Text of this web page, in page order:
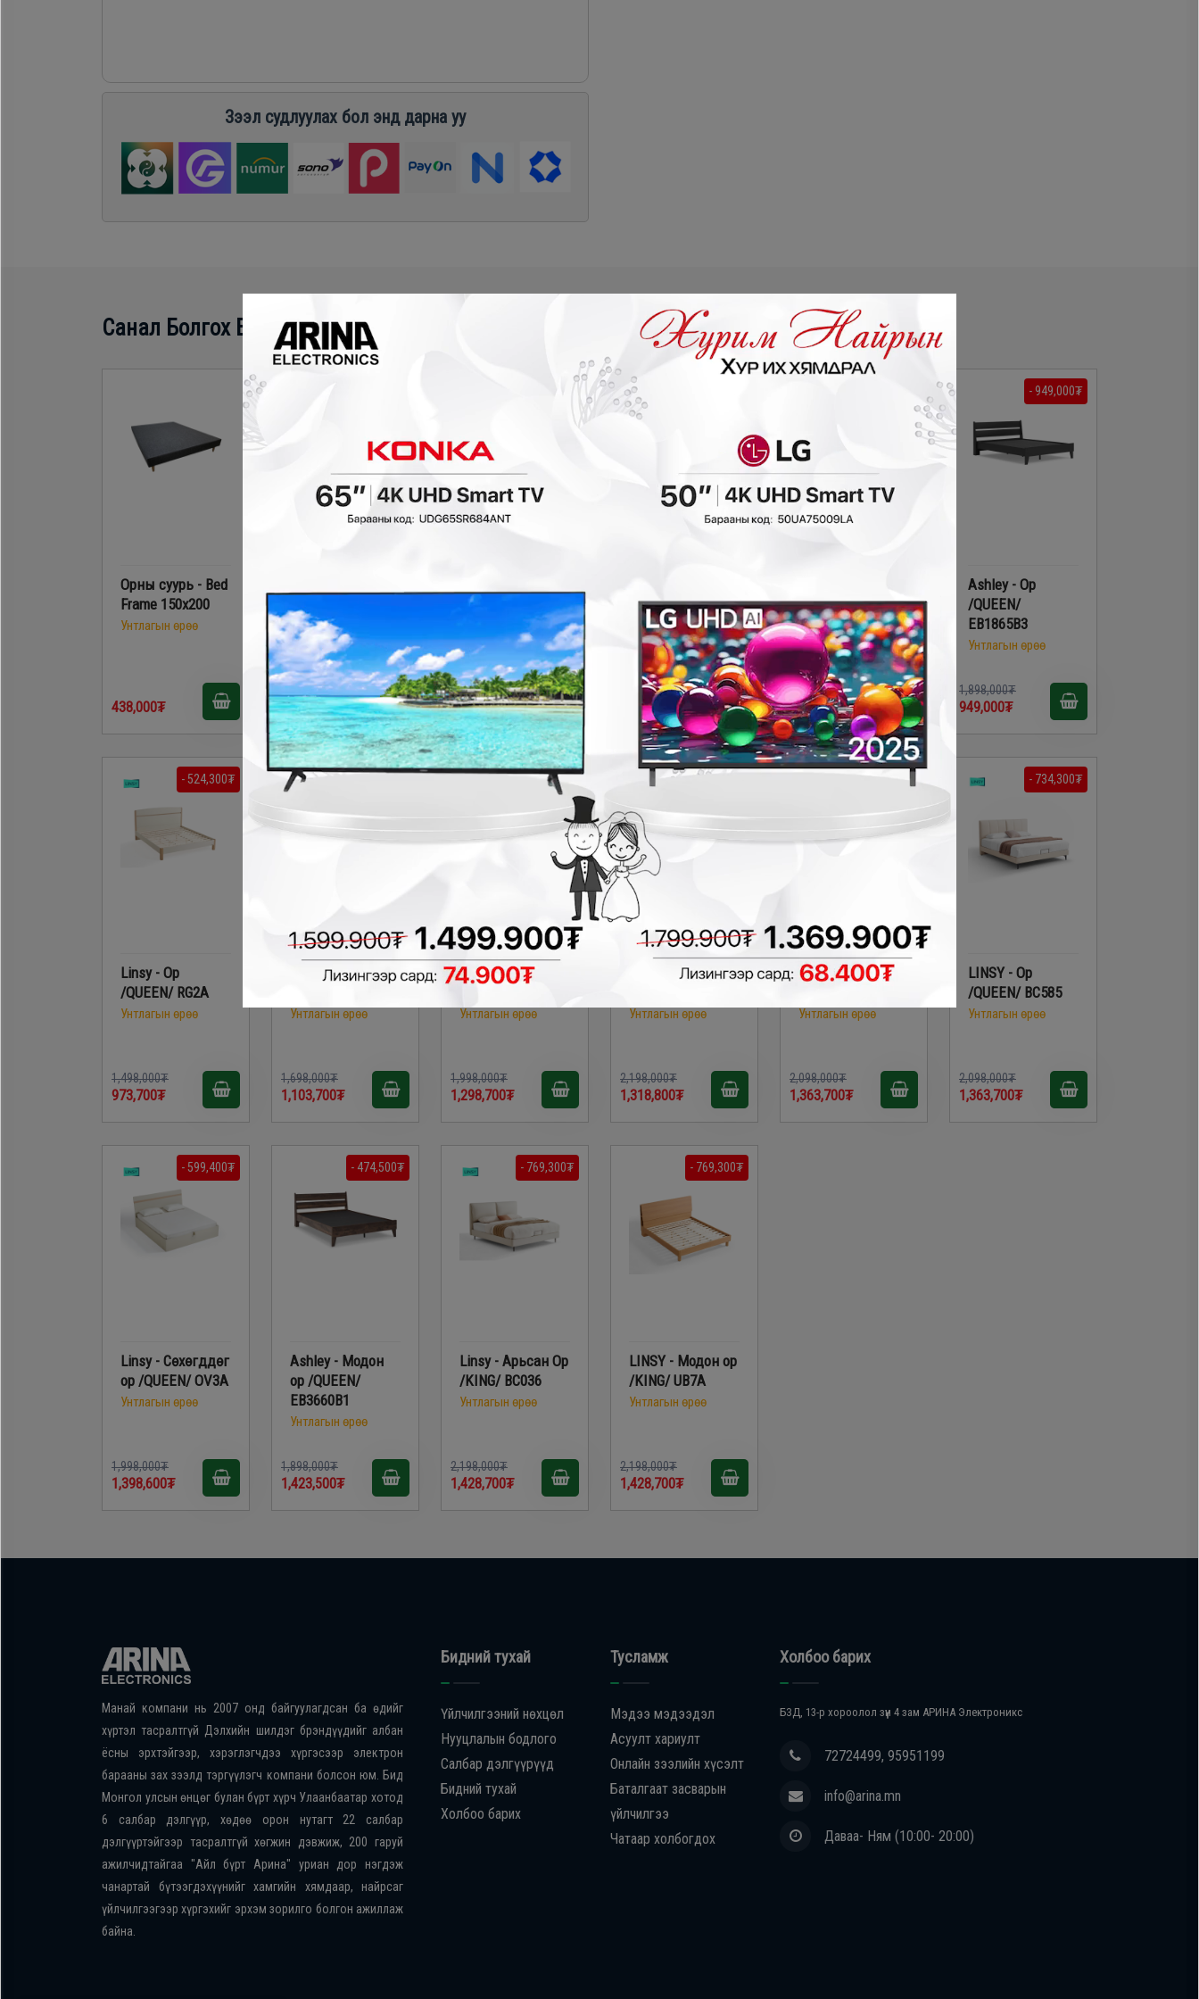
Зээл судлуулах бол энд дарна уу
Санал Болгох Бүтээгдэхүүн
Орны суурь - Bed
Frame 150x200
Унтлагын өрөө
438,000₮
саарал
Унтлагын өрөө
1,198,000₮
778,700₮
- 419,300₮
/QUEEN/ OV3A
Унтлагын өрөө
1,198,000₮
778,700₮
KING/ B801B5
Унтлагын өрөө
1,998,000₮
799,200₮
/TWIN/ EB1865B1
Унтлагын өрөө
1,398,000₮
908,700₮
- 949,000₮
Ashley - Ор
/QUEEN/
EB1865B3
Унтлагын өрөө
1,898,000₮
949,000₮
- 524,300₮
Linsy - Ор
/QUEEN/ RG2A
Унтлагын өрөө
1,498,000₮
973,700₮
Linsy - Ор /KING/
Унтлагын өрөө
1,698,000₮
1,103,700₮
- 699,300₮
Linsy - Арьсан ор
Унтлагын өрөө
1,998,000₮
1,298,700₮
- 879,200₮
LINSY - Ор /KING/
Унтлагын өрөө
2,198,000₮
1,318,800₮
- 734,300₮
LINSY - Модон ор
Унтлагын өрөө
2,098,000₮
1,363,700₮
- 734,300₮
LINSY - Ор
/QUEEN/ BC585
Унтлагын өрөө
2,098,000₮
1,363,700₮
- 599,400₮
Linsy - Сөхөгддөг
ор /QUEEN/ OV3A
Унтлагын өрөө
1,998,000₮
1,398,600₮
- 474,500₮
Ashley - Модон
ор /QUEEN/
EB3660B1
Унтлагын өрөө
1,898,000₮
1,423,500₮
- 769,300₮
Linsy - Арьсан Ор
/KING/ BC036
Унтлагын өрөө
2,198,000₮
1,428,700₮
- 769,300₮
LINSY - Модон ор
/KING/ UB7A
Унтлагын өрөө
2,198,000₮
1,428,700₮
Манай компани нь 2007 онд байгуулагдсан ба өдийг
хүртэл тасралтгүй Дэлхийн шилдэг брэндүүдийг албан
ёсны эрхтэйгээр, хэрэглэгчдээ хүргэсээр электрон
барааны зах зээлд тэргүүлэгч компани болсон юм. Бид
Монгол улсын өнцөг булан бүрт хүрч Улаанбаатар хотод
6 салбар дэлгүүр, хөдөө орон нутагт 22 салбар
дэлгүүртэйгээр тасралтгүй хөгжин дэвжиж, 200 гаруй
ажилчидтайгаа "Айл бүрт Арина" уриан дор нэгдэж
чанартай бүтээгдэхүүнийг хамгийн хямдаар, найрсаг
үйлчилгээгээр хүргэхийг эрхэм зорилго болгон ажиллаж
байна.
Бидний тухай
Үйлчилгээний нөхцөл
Нууцлалын бодлого
Салбар дэлгүүрүүд
Бидний тухай
Холбоо барих
Тусламж
Мэдээ мэдээдэл
Асуулт хариулт
Онлайн зээлийн хүсэлт
Баталгаат засварын
үйлчилгээ
Чатаар холбогдох
Холбоо барих
БЗД, 13-р хороолол зүүн 4 зам АРИНА Электроникс
72724499, 95951199
info@arina.mn
Даваа- Ням (10:00- 20:00)